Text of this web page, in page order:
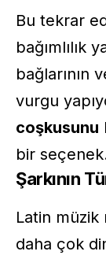
Bu tekrar
bağımlılık
bağlarının
vurgu
coşkusunu
bir
Şarkının
Latin müzik
daha çok